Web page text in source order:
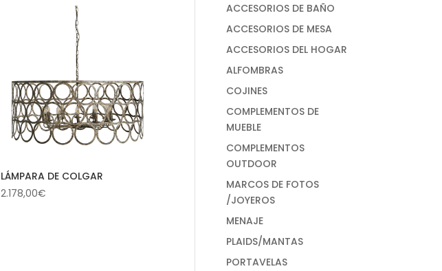
LÁMPARA DE COLGAR
2.178,00€
ACCESORIOS DE BAÑO
ACCESORIOS DE MESA
ACCESORIOS DEL HOGAR
ALFOMBRAS
COJINES
COMPLEMENTOS DE
MUEBLE
COMPLEMENTOS
OUTDOOR
MARCOS DE FOTOS
/JOYEROS
MENAJE
PLAIDS/MANTAS
PORTAVELAS